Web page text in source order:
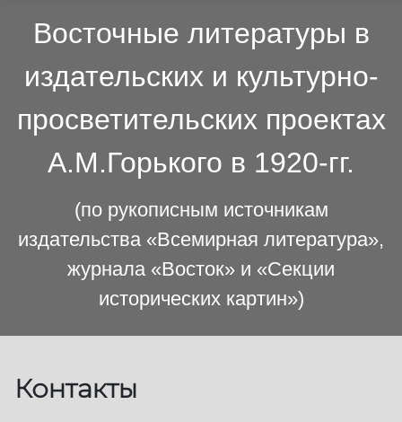
Восточные литературы в
издательских и культурно-
просветительских проектах
А.М.Горького в 1920-гг.
(по рукописным источникам
издательства «Всемирная литература»,
журнала «Восток» и «Секции
исторических картин»)
Контакты